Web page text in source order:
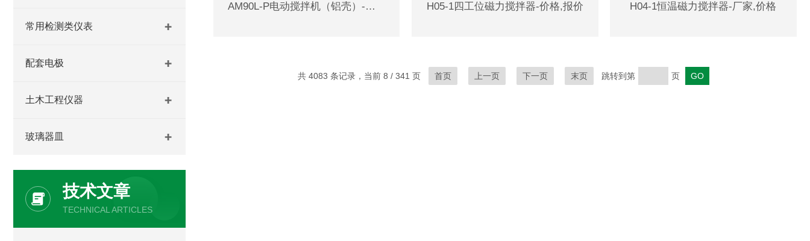
常用检测类仪表
配套电极
土木工程仪器
玻璃器皿
技术文章
TECHNICAL ARTICLES
AM90L-P电动搅拌机（铝壳）-厂家,价格 H05-1四工位磁力搅拌器-价格,报价 H04-1恒温磁力搅拌器-厂家,价格
共 4083 条记录，当前 8 / 341 页 首页 上一页 下一页 末页 跳转到第 页